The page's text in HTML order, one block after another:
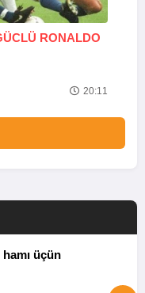
RONALDO
20:11
üçün